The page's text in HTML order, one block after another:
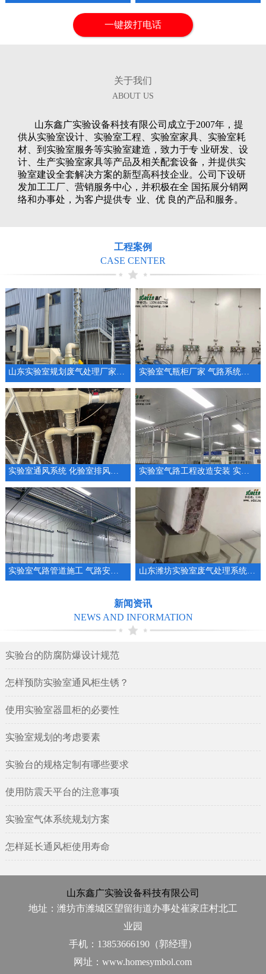
1 3
一键拨打电话
关于我们
ABOUT US
山东鑫广实验设备科技有限公司成立于2007年，提
供从实验室设计、实验室工程、实验室家具、实验室耗
材、到实验室服务等实验室建造，致力于专 业研发、设
计、生产实验室家具等产品及相关配套设备，并提供实
验室建设全套解决方案的新型高科技企业。公司下设研
发加工工厂、营销服务中心，并积极在全 国拓展分销网
络和办事处，为客户提供专 业、优 良的产品和服务。
工程案例
CASE CENTER
实验室气瓶柜厂家 气路系统工程供气系统设计
实验室通风系统 化验室排风系统整体规划设计 实验室气路工程改造安装 实验室管道厂家
山东潍坊实验室废气处理系统安装设计实验室通排风系统
新闻资讯
NEWS AND INFORMATION
实验台的防腐防爆设计规范
怎样预防实验室通风柜生锈？
使用实验室器皿柜的必要性
实验室规划的考虑要素
实验台的规格定制有哪些要求
使用防震天平台的注意事项
实验室气体系统规划方案
怎样延长通风柜使用寿命
山东鑫广实验设备科技有限公司
地址：潍坊市潍城区望留街道办事处崔家庄村北工
业园
手机：13853666190（郭经理）
网址：www.homesymbol.com